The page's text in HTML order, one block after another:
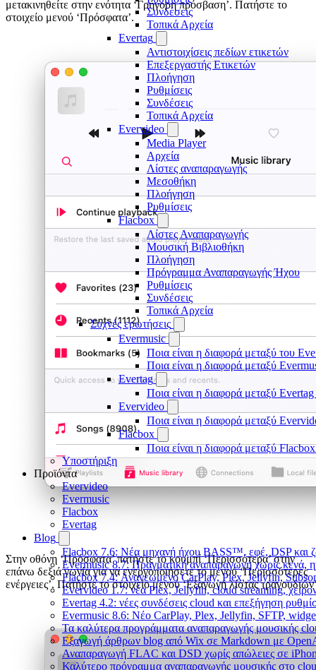
Συνδέσεις
Τοπικά Αρχεία
Evertag
Αντιστοιχίσεις πεδίων ετικετών
Επεξεργαστής Ετικετών
Πλοήγηση
Ρυθμίσεις
Συνδέσεις
Τοπικά Αρχεία
Evervideo
Media Player
Αρχεία
Λίστες αναπαραγωγής
Μεσοθήκη
Πλοήγηση
Ρυθμίσεις
Flacbox
Λίστες Αναπαραγωγής
Μουσική Βιβλιοθήκη
Πλοήγηση
Πρόγραμμα Αναπαραγωγής Ήχου
Ρυθμίσεις
Συνδέσεις
Τοπικά Αρχεία
Συχνές ερωτήσεις
Evermusic
Ποια είναι η διαφορά μεταξύ του
Ποια είναι η διαφορά μεταξύ
Evertag
Ποια είναι η διαφορά μεταξύ
Evervideo
Ποια είναι η διαφορά μεταξύ
Flacbox
Ποια είναι η διαφορά μεταξύ
Υποστήριξη
Προϊόντα
Evervideo
Evermusic
Flacbox
Evertag
Blog
Flacbox 7.6: Νέα μηχανή ήχου BASS™, εφέ, DSP και
Evermusic 8.7: Πραγματική αναπαραγωγή χωρίς κενά,
Flacbox 7.4: Ανανεωμένο CarPlay, Plex, Jellyfin,
Evervideo 1.7: νέα Plex, Jellyfin, cloud streaming,
Evertag 4.2: νέες συνδέσεις cloud και επεξήγηση
Evermusic 8.6: Νέο CarPlay, Plex, Jellyfin, SFTP,
Τα καλύτερα προγράμματα αναπαραγωγής μουσικής
Εξαγωγή άρθρων blog από Wix σε Markdown με
Αναπαραγωγή FLAC και DSD χωρίς απώλειες σε
Καλύτερο πρόγραμμα αναπαραγωγής μουσικής στο
μετακινηθείτε στην ενότητα ‘Γρήγορη πρόσβαση’. Πατήστε το
στοιχείο μενού ‘Πρόσφατα’.
Στην οθόνη ‘Πρόσφατα’ πατήστε το κουμπί ‘Περισσότερα’ στην
επάνω δεξιά γωνία για να ενεργοποιήσετε το μενού ‘Περισσότερες
ενέργειες’. Πατήστε το στοιχείο μενού ‘Εξαγωγή λίστας